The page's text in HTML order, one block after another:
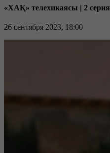
«ХАҚ» телехикаясы | 2 серия
26 сентября 2023, 18:00